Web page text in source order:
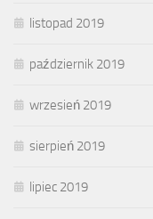
listopad 2019
październik 2019
wrzesień 2019
sierpień 2019
lipiec 2019